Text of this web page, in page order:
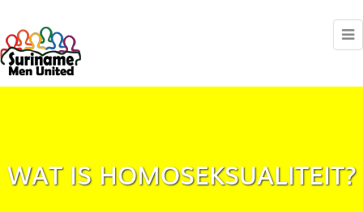
WAT IS HOMOSEKSUALITEIT?